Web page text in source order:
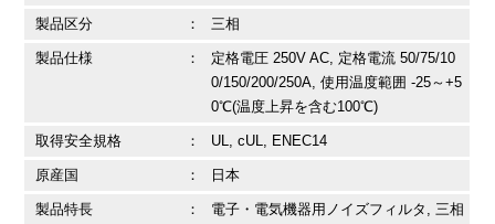
製品区分 ： 三相
製品仕様 ：
定格電圧 250V AC, 定格電流 50/75/10
0/150/200/250A, 使用温度範囲 -25～+5
0℃(温度上昇を含む100℃)
取得安全規格 ： UL, cUL, ENEC14
原産国 ： 日本
製品特長 ：
電子・電気機器用ノイズフィルタ, 三相